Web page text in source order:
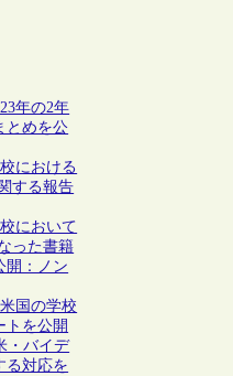
年の2年
とめを公
における
する報告
において
った書籍
開：ノン
国の学校
トを公開
・バイデ
る対応を